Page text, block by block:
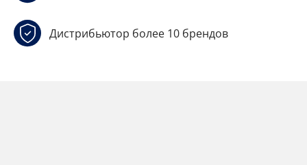
Дистрибьютор более 10 брендов